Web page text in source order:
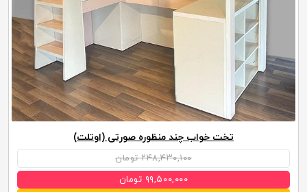
تخت خواب چند منظوره صورتی (اوتلت)
۲۴۸,۴۳۰,۱۰۰ تومان
۹۹,۵۰۰,۰۰۰ تومان